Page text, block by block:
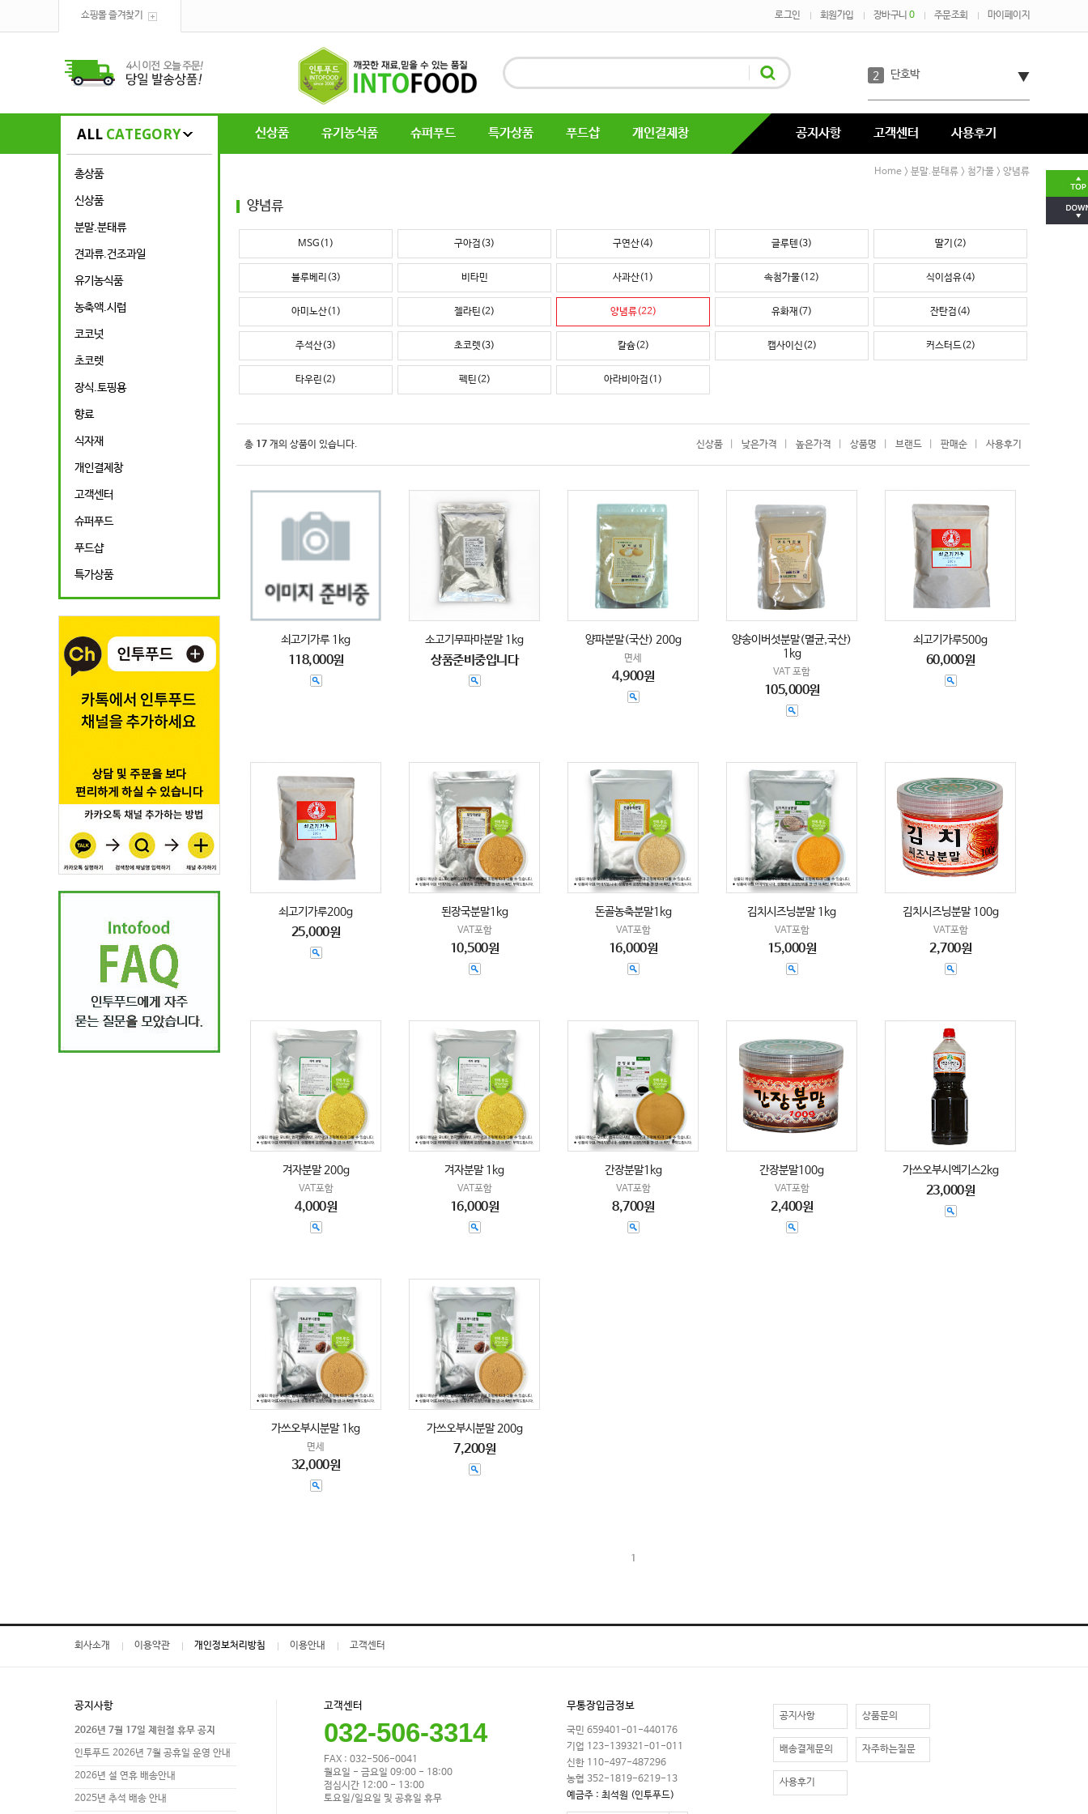
쇼핑몰 즐겨찾기 로그인 회원가입 장바구니 0 주문조회 마이페이지
1
2 단호박
4 녹차
6 호박분태장
ALL CATEGORY 신상품 유기농식품 슈퍼푸드 특가상품 푸드샵 개인결제창 공지사항 고객센터 사용후기
총상품
신상품
분말.분태류
견과류.건조과일
유기농식품
농축액.시럽
코코넛
초코렛
장식.토핑용
향료
식자재
개인결제창
고객센터
슈퍼푸드
푸드샵
특가상품
Home > 분말.분태류 > 첨가물 > 양념류
양념류
MSG(1) 구아검(3) 구연산(4) 글루텐(3) 딸기(2)
블루베리(3) 비타민 사과산(1) 속첨가물(12) 식이섬유(4)
아미노산(1) 젤라틴(2) 양념류(22) 유화재(7) 잔탄검(4)
주석산(3) 초코렛(3) 칼슘(2) 캡사이신(2) 커스터드(2)
타우린(2) 펙틴(2) 아라비아검(1)
총 17 개의 상품이 있습니다. 신상품 낮은가격 높은가격 상품명 브랜드 판매순 사용후기
쇠고기가루 1kg
118,000원
소고기무파마분말 1kg
상품준비중입니다
양파분말(국산) 200g
면세
4,900원
양송이버섯분말(멸균,국산)
1kg
VAT 포함
105,000원
쇠고기가루500g
60,000원
쇠고기가루200g
25,000원
된장국분말1kg
VAT포함
10,500원
돈골농축분말1kg
VAT포함
16,000원
김치시즈닝분말 1kg
VAT포함
15,000원
김치시즈닝분말 100g
VAT포함
2,700원
겨자분말 200g
VAT포함
4,000원
겨자분말 1kg
VAT포함
16,000원
간장분말1kg
VAT포함
8,700원
간장분말100g
VAT포함
2,400원
가쓰오부시엑기스2kg
23,000원
가쓰오부시분말 1kg
면세
32,000원
가쓰오부시분말 200g
7,200원
1
회사소개 이용약관 개인정보처리방침 이용안내 고객센터
공지사항
2026년 7월 17일 제헌절 휴무 공지
인투푸드 2026년 7월 공휴일 운영 안내
2026년 설 연휴 배송안내
2025년 추석 배송 안내
고객센터
032-506-3314
FAX : 032-506-0041
월요일 - 금요일 09:00 - 18:00
점심시간 12:00 - 13:00
토요일/일요일 및 공휴일 휴무
무통장입금정보
국민 659401-01-440176
기업 123-139321-01-011
신한 110-497-487296
농협 352-1819-6219-13
예금주 : 최석원 (인투푸드)
공지사항 상품문의
배송결제문의 자주하는질문
사용후기